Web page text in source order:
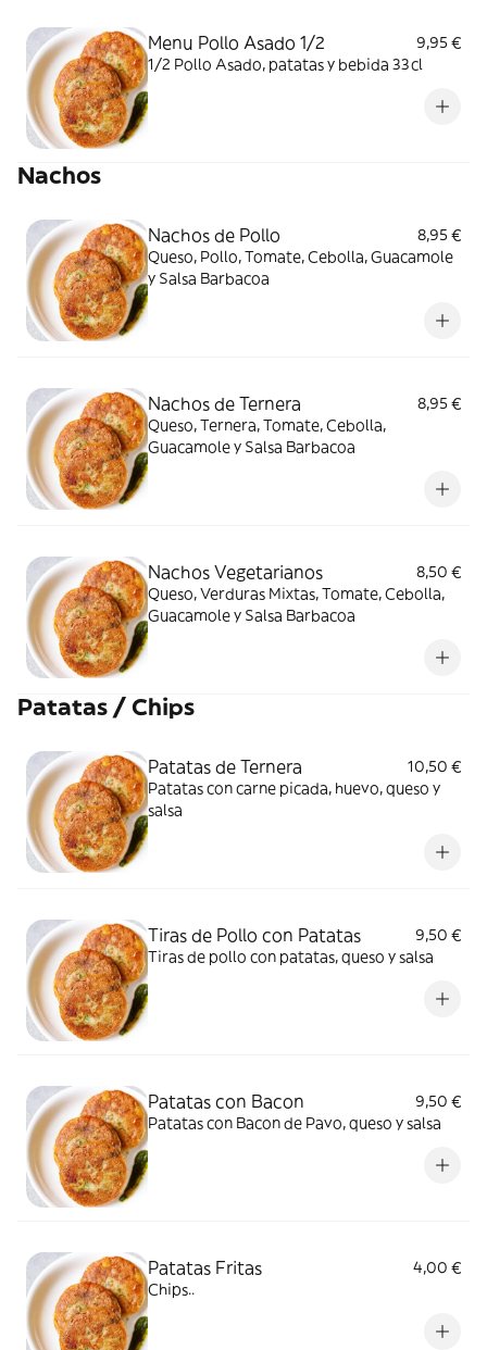
Menu Pollo Asado 1/2
9,95 €
1/2 Pollo Asado, patatas y bebida 33cl
Nachos
Nachos de Pollo
8,95 €
Queso, Pollo, Tomate, Cebolla, Guacamole
y Salsa Barbacoa
Nachos de Ternera
8,95 €
Queso, Ternera, Tomate, Cebolla,
Guacamole y Salsa Barbacoa
Nachos Vegetarianos
8,50 €
Queso, Verduras Mixtas, Tomate, Cebolla,
Guacamole y Salsa Barbacoa
Patatas / Chips
Patatas de Ternera
10,50 €
Patatas con carne picada, huevo, queso y
salsa
Tiras de Pollo con Patatas
9,50 €
Tiras de pollo con patatas, queso y salsa
Patatas con Bacon
9,50 €
Patatas con Bacon de Pavo, queso y salsa
Patatas Fritas
4,00 €
Chips..